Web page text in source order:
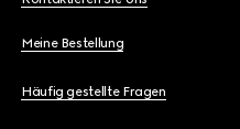
Meine Bestellung
Häufig gestellte Fragen